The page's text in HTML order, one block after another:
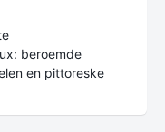
beroemde
en pittoreske